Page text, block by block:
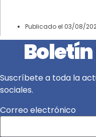
Publicado el 03/08/
Suscríbete a toda la
sociales.
Correo electrónico